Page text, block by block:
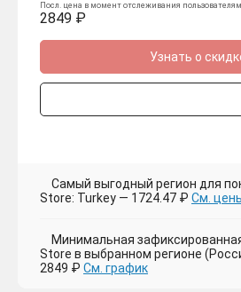
Посл. цена в момент отслеживания
2849 ₽
Узнать о
Самый выгодный регион для
Store: Turkey — 1724.47 ₽ См.
Минимальная
Store в выбранном регионе
2849 ₽ См. график